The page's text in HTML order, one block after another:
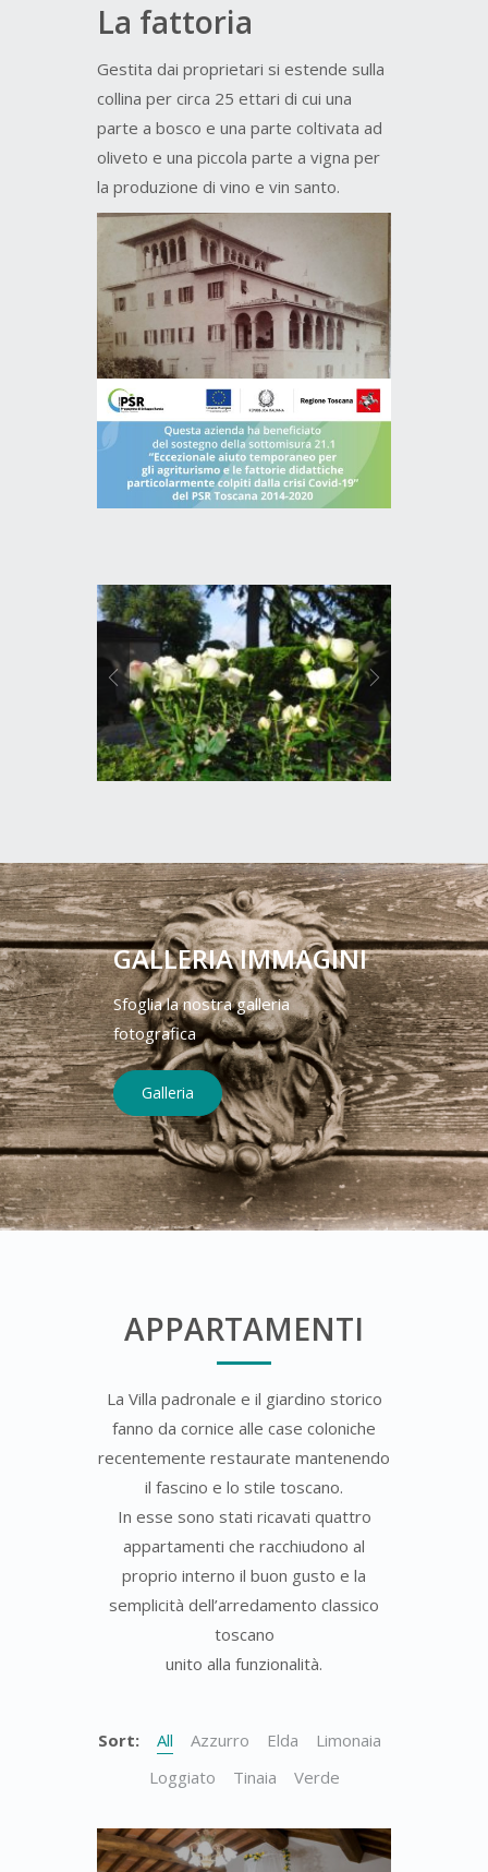
La fattoria
Gestita dai proprietari si estende sulla
collina per circa 25 ettari di cui una
parte a bosco e una parte coltivata ad
oliveto e una piccola parte a vigna per
la produzione di vino e vin santo.
GALLERIA IMMAGINI
Sfoglia la nostra galleria
fotografica
Galleria
APPARTAMENTI
La Villa padronale e il giardino storico
fanno da cornice alle case coloniche
recentemente restaurate mantenendo
il fascino e lo stile toscano.
In esse sono stati ricavati quattro
appartamenti che racchiudono al
proprio interno il buon gusto e la
semplicità dell’arredamento classico
toscano
unito alla funzionalità.
Sort: All Azzurro Elda
Limonaia
Loggiato
Tinaia Verde